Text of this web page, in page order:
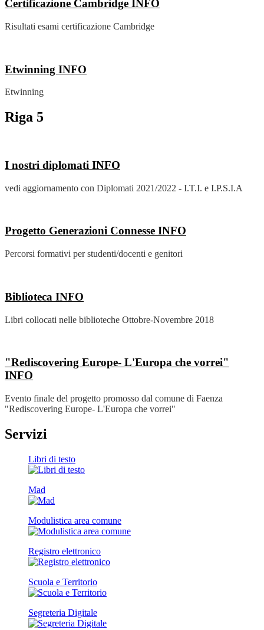
Certificazione Cambridge INFO
Risultati esami certificazione Cambridge
Etwinning INFO
Etwinning
Riga 5
I nostri diplomati INFO
vedi aggiornamento con Diplomati 2021/2022 - I.T.I. e I.P.S.I.A
Progetto Generazioni Connesse INFO
Percorsi formativi per studenti/docenti e genitori
Biblioteca INFO
Libri collocati nelle biblioteche Ottobre-Novembre 2018
"Rediscovering Europe- L'Europa che vorrei"
INFO
Evento finale del progetto promosso dal comune di Faenza
"Rediscovering Europe- L'Europa che vorrei"
Servizi
Libri di testo
Mad
Modulistica area comune
Registro elettronico
Scuola e Territorio
Segreteria Digitale